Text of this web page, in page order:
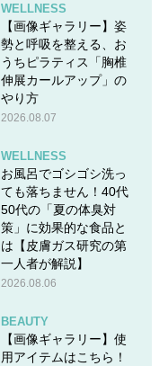
WELLNESS
【画像ギャラリー】姿
勢と呼吸を整える、お
うちピラティス「胸椎
伸展カールアップ」の
やり方
2026.08.07
WELLNESS
お風呂でゴシゴシ洗っ
ても落ちません！40代
50代の「夏の体臭対
策」に効果的な食品と
は【皮膚ガス研究の第
一人者が解説】
2026.08.06
BEAUTY
【画像ギャラリー】使
用アイテムはこちら！